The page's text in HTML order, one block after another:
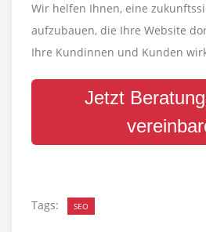
Wir helfen Ihnen, eine
aufzubauen, die Ihre Website
Ihre Kundinnen und Kunden
Jetzt
Tags: SEO